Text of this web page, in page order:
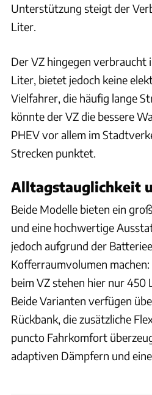
Unterstützung steigt der
Liter.
Der VZ hingegen
Liter, bietet jedoch keine
Vielfahrer, die häufig lange
könnte der VZ die bessere
PHEV vor allem im
Strecken punktet.
Alltagstauglichkeit
Beide Modelle bieten ein
und eine hochwertige
jedoch aufgrund der
Kofferraumvolumen
beim VZ stehen hier nur 450
Beide Varianten verfügen
Rückbank, die zusätzliche
puncto Fahrkomfort
adaptiven Dämpfern und